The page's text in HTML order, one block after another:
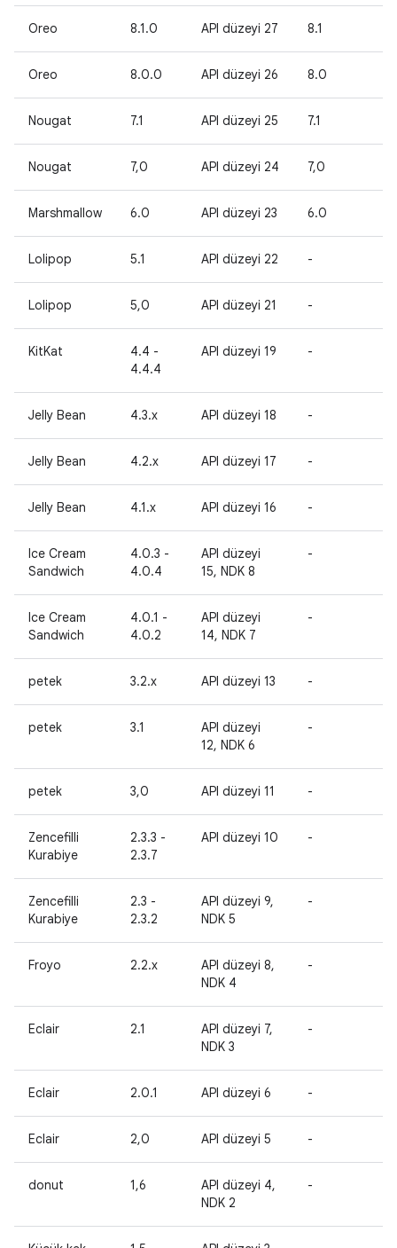
Oreo 8.1.0 API düzeyi 27 8.1
Oreo 8.0.0 API düzeyi 26 8.0
Nougat 7.1 API düzeyi 25 7.1
Nougat 7,0 API düzeyi 24 7,0
Marshmallow 6.0 API düzeyi 23 6.0
Lolipop 5.1 API düzeyi 22 -
Lolipop 5,0 API düzeyi 21 -
KitKat
4.4 -
4.4.4
API düzeyi 19 -
Jelly Bean 4.3.x API düzeyi 18 -
Jelly Bean 4.2.x API düzeyi 17 -
Jelly Bean 4.1.x API düzeyi 16 -
Ice Cream
Sandwich
4.0.3 -
4.0.4
API düzeyi
15, NDK 8
-
Ice Cream
Sandwich
4.0.1 -
4.0.2
API düzeyi
14, NDK 7
-
petek 3.2.x API düzeyi 13 -
petek 3.1
API düzeyi
12, NDK 6
-
petek 3,0 API düzeyi 11 -
Zencefilli
Kurabiye
2.3.3 -
2.3.7
API düzeyi 10 -
Zencefilli
Kurabiye
2.3 -
2.3.2
API düzeyi 9,
NDK 5
-
Froyo 2.2.x
API düzeyi 8,
NDK 4
-
Eclair 2.1
API düzeyi 7,
NDK 3
-
Eclair 2.0.1 API düzeyi 6 -
Eclair 2,0 API düzeyi 5 -
donut 1,6
API düzeyi 4,
NDK 2
-